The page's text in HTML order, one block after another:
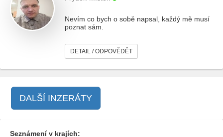
Nevím co bych o sobě napsal, každý mě musí
poznat sám.
DETAIL / ODPOVĚDĚT
DALŠÍ INZERÁTY
Seznámení v krajích: